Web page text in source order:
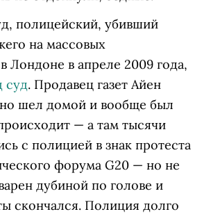
полицейский, убивший
на массовых
Лондоне в апреле 2009 года,
суд. Продавец газет Айен
шел домой и вообще был
— а там тысячи
с полицией в знак протеста
форума G20 — но не
дубиной по голове и
скончался. Полиция долго